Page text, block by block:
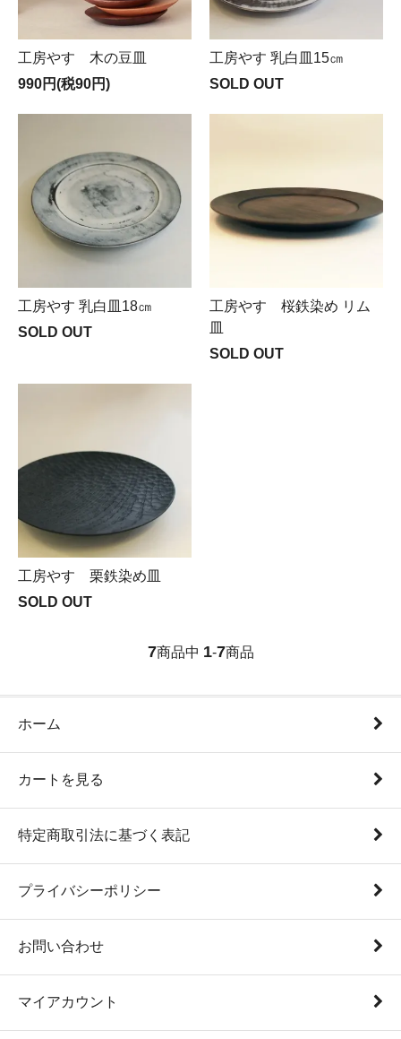
工房やす 木の豆皿
990円(税90円)
工房やす 乳白皿15㎝
SOLD OUT
工房やす 乳白皿18㎝
SOLD OUT
工房やす 桜鉄染め リム
皿
SOLD OUT
工房やす 栗鉄染め皿
SOLD OUT
7商品中 1-7商品
ホーム
カートを見る
特定商取引法に基づく表記
プライバシーポリシー
お問い合わせ
マイアカウント